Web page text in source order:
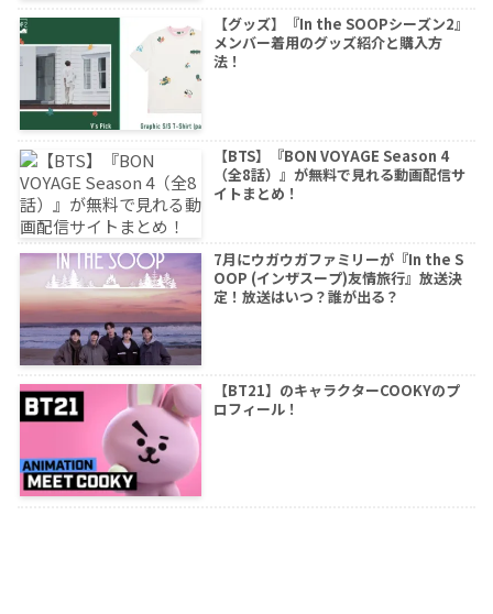
【グッズ】『In the SOOPシーズン2』
メンバー着用のグッズ紹介と購入方
法！
【BTS】『BON VOYAGE Season 4
（全8話）』が無料で見れる動画配信サ
イトまとめ！
7月にウガウガファミリーが『In the S
OOP (インザスープ)友情旅行』放送決
定！放送はいつ？誰が出る？
【BT21】のキャラクターCOOKYのプ
ロフィール！